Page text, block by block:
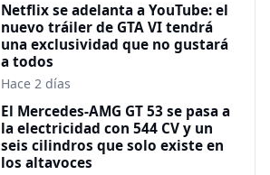
Netflix se adelanta a YouTube: el
nuevo tráiler de GTA VI tendrá
una exclusividad que no gustará
a todos
Hace 2 días
El Mercedes-AMG GT 53 se pasa a
la electricidad con 544 CV y un
seis cilindros que solo existe en
los altavoces